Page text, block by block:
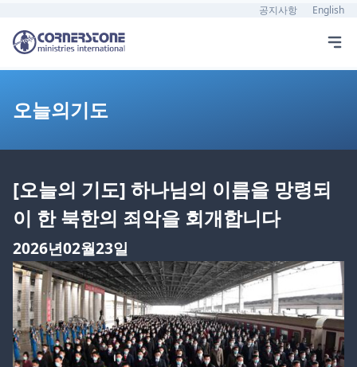
공지사항 English
오늘의기도
[오늘의 기도] 하나님의 이름을 망령되
이 한 북한의 죄악을 회개합니다
2026년02월23일